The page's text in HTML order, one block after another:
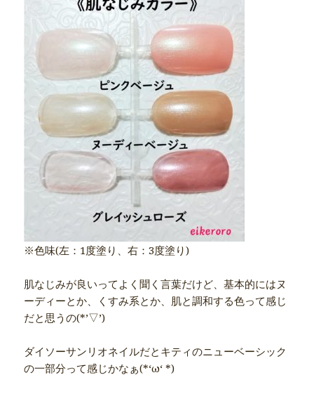
※色味(左：1度塗り、右：3度塗り)
肌なじみが良いってよく聞く言葉だけど、基本的にはヌ
ーディーとか、くすみ系とか、肌と調和する色って感じ
だと思うの(*’▽’)
ダイソーサンリオネイルだとキティのニューベーシック
の一部分って感じかなぁ(*‘ω‘ *)